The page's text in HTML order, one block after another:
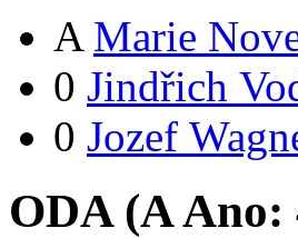
A Marie
0 Jindřich
0 Jozef
ODA (AAno: